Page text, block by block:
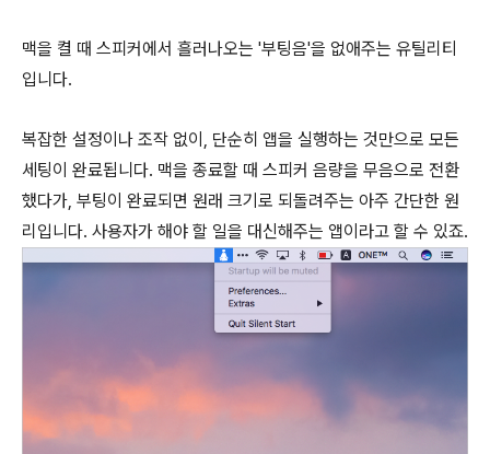
맥을 켤 때 스피커에서 흘러나오는 '부팅음'을 없애주는 유틸리티
입니다.
복잡한 설정이나 조작 없이, 단순히 앱을 실행하는 것만으로 모든
세팅이 완료됩니다. 맥을 종료할 때 스피커 음량을 무음으로 전환
했다가, 부팅이 완료되면 원래 크기로 되돌려주는 아주 간단한 원
리입니다. 사용자가 해야 할 일을 대신해주는 앱이라고 할 수 있죠.